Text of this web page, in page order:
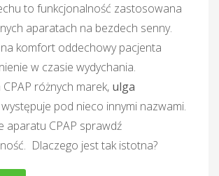
to funkcjonalność zastosowana
aparatach na bezdech senny.
na komfort oddechowy pacjenta
w czasie wydychania.
różnych marek, ulga
występuje pod nieco innymi nazwami.
aparatu CPAP sprawdź
Dlaczego jest tak istotna?